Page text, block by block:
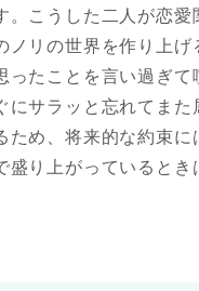
こうした二人が恋愛
リの世界を作り上げ
たことを言い過ぎて
サラッと忘れてまた
め、将来的な約束に
り上がっているとき